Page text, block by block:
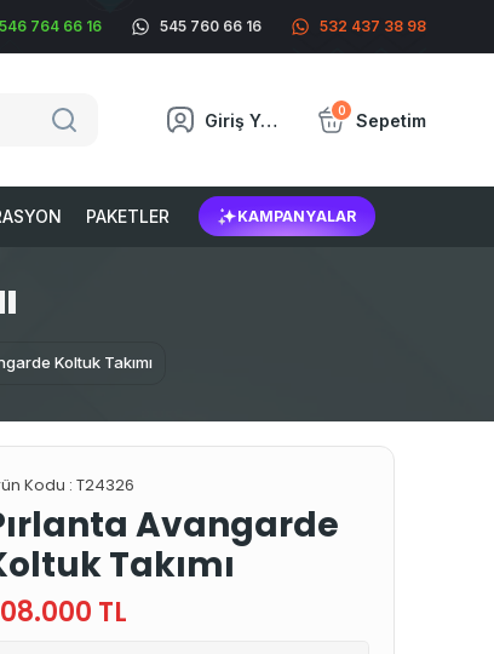
546 764 66 16 545 760 66 16 532 437 38 98
Giriş Yap 0 Sepetim
PAKETLER KAMPANYALAR
Koltuk Takımı
Kodu : T24326
Avangarde
Takımı
TL